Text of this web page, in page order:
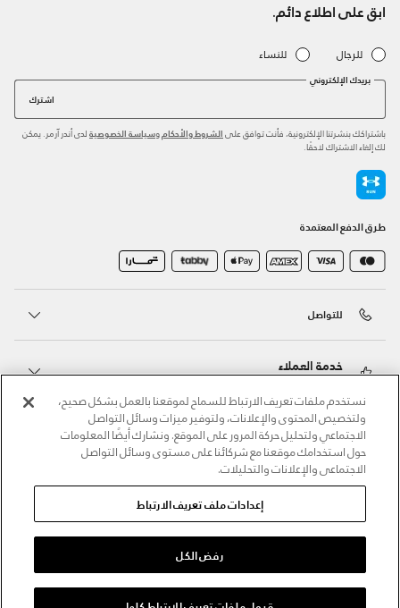
ابق على اطلاع دائم.
للرجال للنساء
بريدك الإلكتروني
اشترك
باشتراكك بنشرتنا الإلكترونية، فأنت توافق على الشروط والأحكام وسياسة الخصوصية لدى أندر آرمر. يمكن
لك إلغاء الاشتراك لاحقًا.
طرق الدفع المعتمدة
للتواصل
خدمة العملاء
حول أندر آرمر
أندر آرمر على الشبكات الاجتماعية
نستخدم ملفات تعريف الارتباط للسماح لموقعنا بالعمل بشكل صحيح،
ولتخصيص المحتوى والإعلانات، ولتوفير ميزات وسائل التواصل
الاجتماعي ولتحليل حركة المرور على الموقع. ونشارك أيضًا المعلومات
حول استخدامك موقعنا مع شركائنا على مستوى وسائل التواصل
الاجتماعي والإعلانات والتحليلات.
إعدادات ملف تعريف الارتباط
رفض الكل